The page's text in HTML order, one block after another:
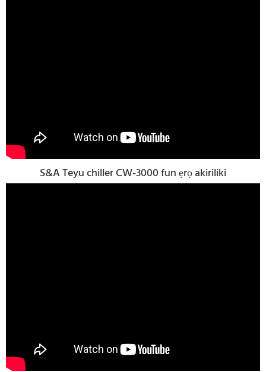
S&A Teyu chiller CW-3000 fun ẹrọ akiriliki